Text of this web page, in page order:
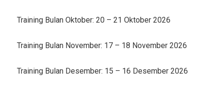
Training Bulan Oktober: 20 – 21 Oktober 2026
Training Bulan November: 17 – 18 November 2026
Training Bulan Desember: 15 – 16 Desember 2026